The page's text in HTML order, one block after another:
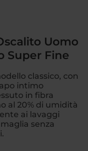
Uomo
Super Fine
classico, con
intimo
in fibra
al 20% di umidità
ai lavaggi
senza